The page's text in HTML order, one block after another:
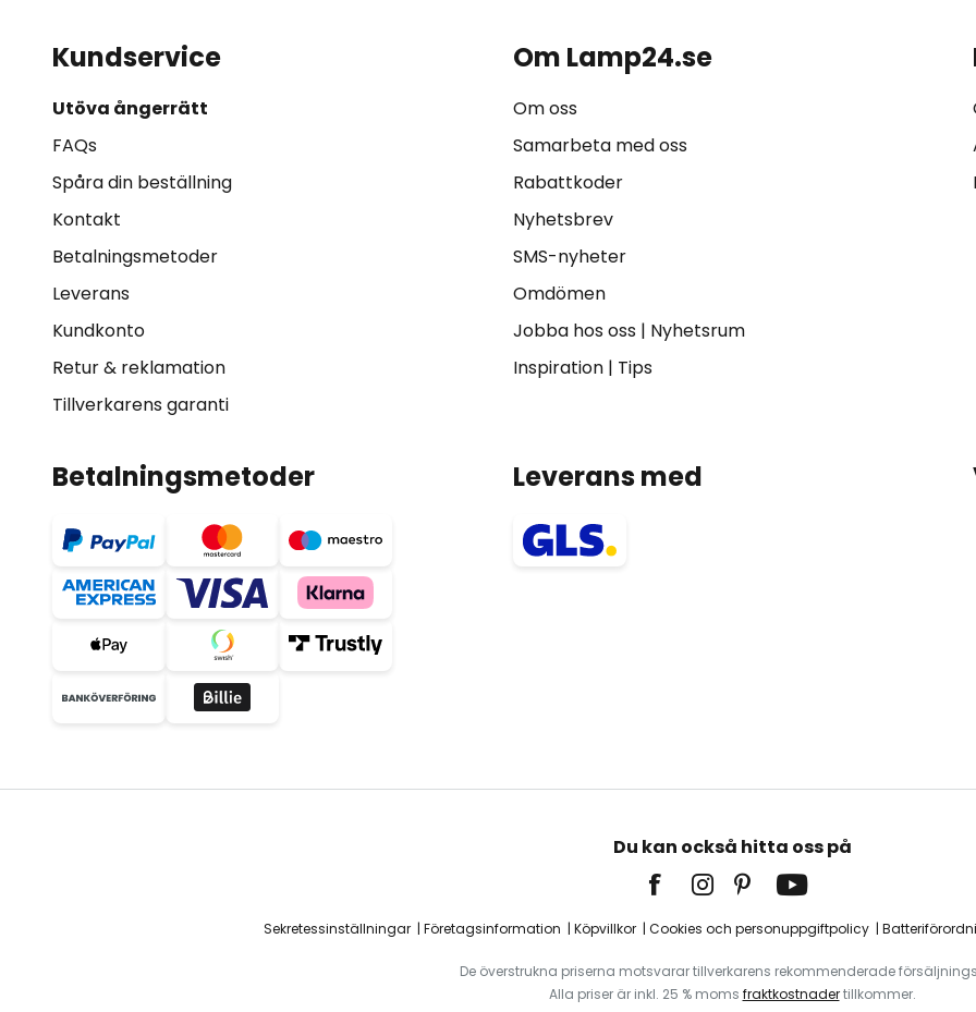
Kundservice
Utöva ångerrätt
FAQs
Spåra din beställning
Kontakt
Betalningsmetoder
Leverans
Kundkonto
Retur & reklamation
Tillverkarens garanti
Om Lamp24.se
Om oss
Samarbeta med oss
Rabattkoder
Nyhetsbrev
SMS-nyheter
Omdömen
Jobba hos oss| Nyhetsrum
Inspiration| Tips
Betalningsmetoder Leverans med
Du kan också hitta oss på
Sekretessinställningar Företagsinformation Köpvillkor Cookies och personuppgiftpolicy
De överstrukna priserna motsvarar tillverkarens rekommenderade
Alla priser är inkl. 25 % moms fraktkostnadertillkommer.